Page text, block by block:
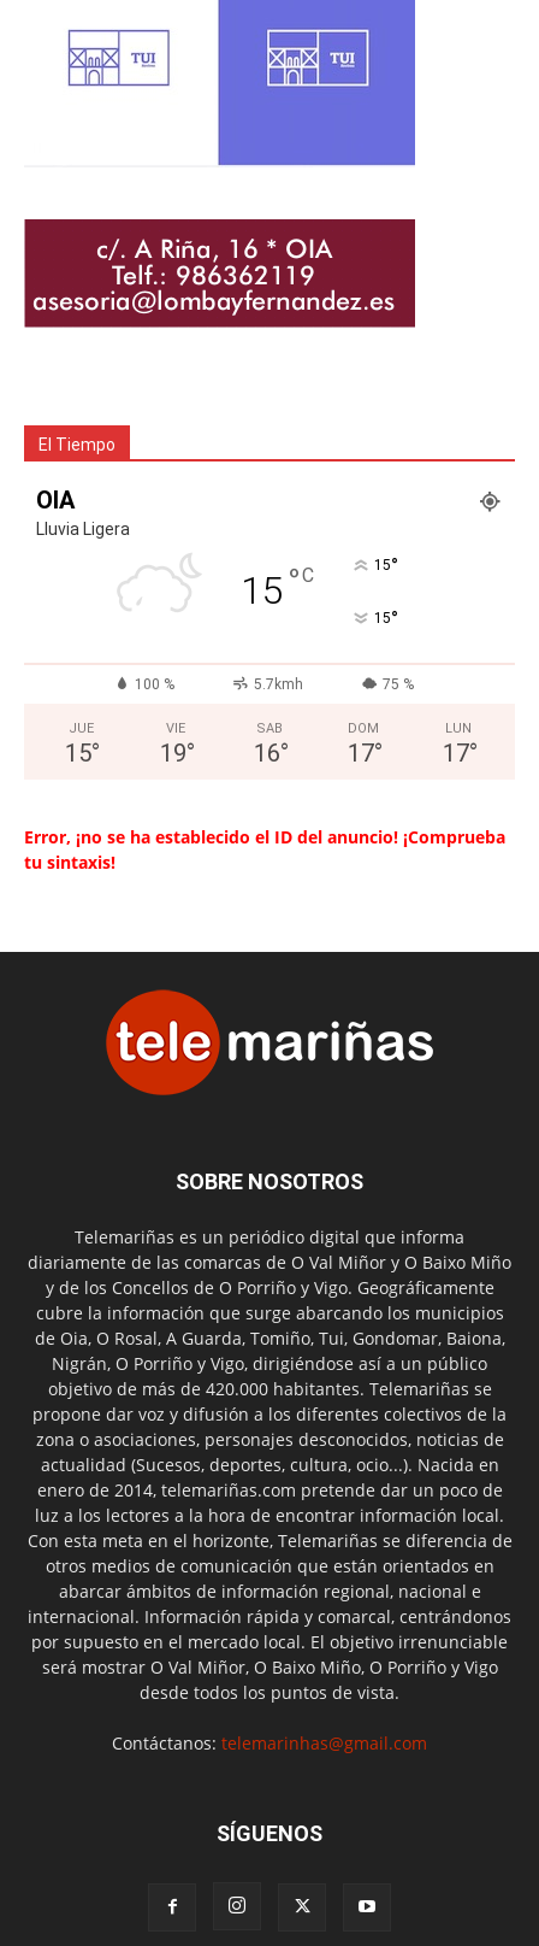
El Tiempo
OIA
Lluvia Ligera
15 °C 15°
15°
100 % 5.7kmh 75 %
JUE
15°
VIE
19°
SAB
16°
DOM
17°
LUN
17°
Error, ¡no se ha establecido el ID del anuncio! ¡Comprueba
tu sintaxis!
SOBRE NOSOTROS
Telemariñas es un periódico digital que informa
diariamente de las comarcas de O Val Miñor y O Baixo Miño
y de los Concellos de O Porriño y Vigo. Geográficamente
cubre la información que surge abarcando los municipios
de Oia, O Rosal, A Guarda, Tomiño, Tui, Gondomar, Baiona,
Nigrán, O Porriño y Vigo, dirigiéndose así a un público
objetivo de más de 420.000 habitantes. Telemariñas se
propone dar voz y difusión a los diferentes colectivos de la
zona o asociaciones, personajes desconocidos, noticias de
actualidad (Sucesos, deportes, cultura, ocio...). Nacida en
enero de 2014, telemariñas.com pretende dar un poco de
luz a los lectores a la hora de encontrar información local.
Con esta meta en el horizonte, Telemariñas se diferencia de
otros medios de comunicación que están orientados en
abarcar ámbitos de información regional, nacional e
internacional. Información rápida y comarcal, centrándonos
por supuesto en el mercado local. El objetivo irrenunciable
será mostrar O Val Miñor, O Baixo Miño, O Porriño y Vigo
desde todos los puntos de vista.
Contáctanos: telemarinhas@gmail.com
SÍGUENOS